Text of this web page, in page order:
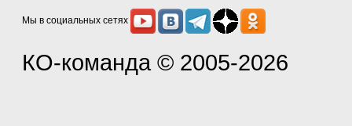
Мы в социальных сетях
КО-команда © 2005-2026